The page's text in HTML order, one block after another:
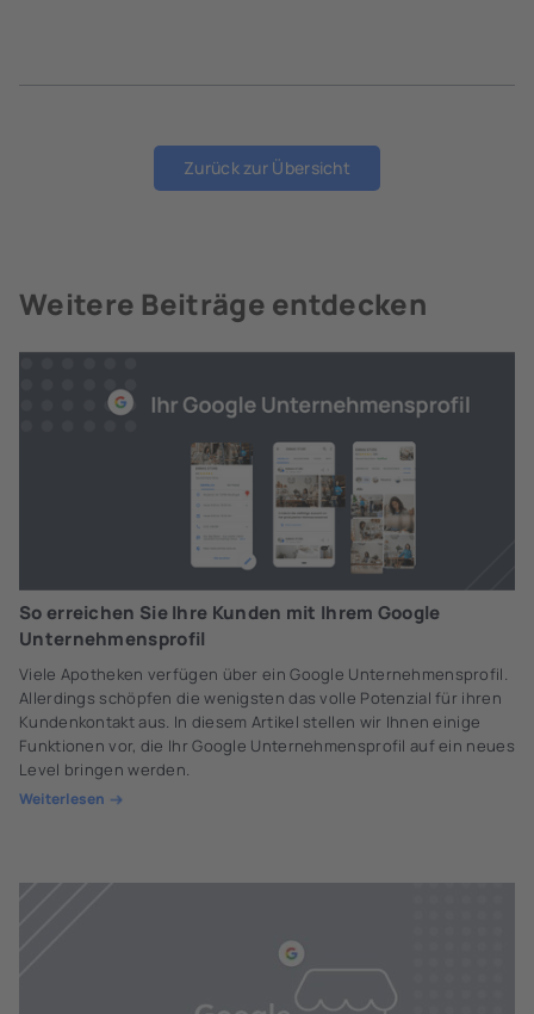
Zurück zur Übersicht
Weitere Beiträge entdecken
So erreichen Sie Ihre Kunden mit Ihrem Google
Unternehmensprofil
Viele Apotheken verfügen über ein Google Unternehmensprofil.
Allerdings schöpfen die wenigsten das volle Potenzial für ihren
Kundenkontakt aus. In diesem Artikel stellen wir Ihnen einige
Funktionen vor, die Ihr Google Unternehmensprofil auf ein neues
Level bringen werden.
Weiterlesen